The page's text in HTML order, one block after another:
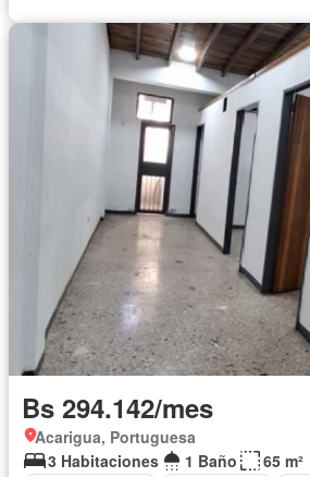
Bs 294.142/mes
Acarigua, Portuguesa
3 Habitaciones
1 Baño
65 m²